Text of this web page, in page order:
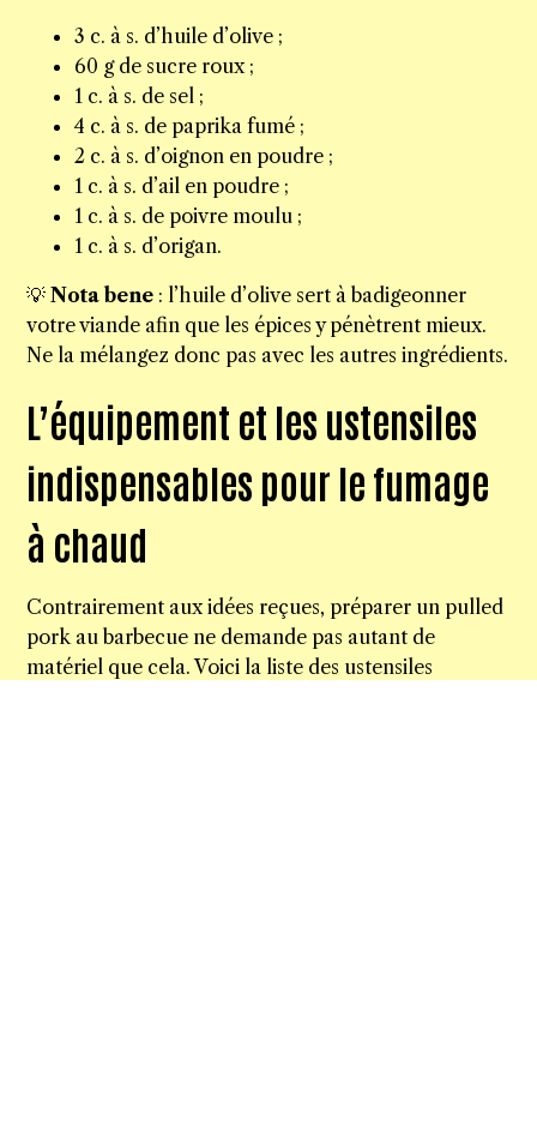
3 c. à s. d’huile d’olive ;
60 g de sucre roux ;
1 c. à s. de sel ;
4 c. à s. de paprika fumé ;
2 c. à s. d’oignon en poudre ;
1 c. à s. d’ail en poudre ;
1 c. à s. de poivre moulu ;
1 c. à s. d’origan.
💡Nota bene : l’huile d’olive sert à badigeonner
votre viande afin que les épices y pénètrent mieux.
Ne la mélangez donc pas avec les autres ingrédients.
L’équipement et les ustensiles
indispensables pour le fumage
à chaud
Contrairement aux idées reçues, préparer un pulled
pork au barbecue ne demande pas autant de
matériel que cela. Voici la liste des ustensiles